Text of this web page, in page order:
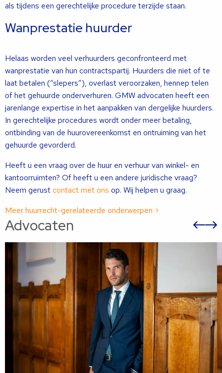
als tijdens een gerechtelijke procedure terzijde staan.
Wanprestatie huurder
Helaas worden veel verhuurders geconfronteerd met
wanprestatie van hun contractspartij. Huurders die niet of te
laat betalen (“slepers”), overlast veroorzaken, hennep telen
of het gehuurde onderverhuren. GMW advocaten heeft een
jarenlange expertise in het aanpakken van dergelijke huurders.
In gerechtelijke procedures wordt onder meer betaling,
ontbinding van de huurovereenkomst en ontruiming van het
gehuurde gevorderd.
Heeft u een vraag over de huur en verhuur van winkel- en
kantoorruimten? Of heeft u een andere juridische vraag?
Neem gerustcontact met ons op. Wij helpen u graag.
Meer huurrecht-gerelateerde onderwerpen >
Advocaten